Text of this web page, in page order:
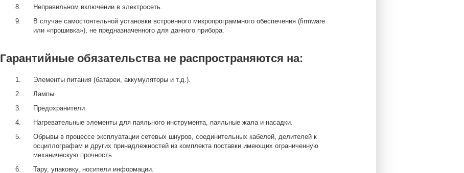
Неправильном включении в электросеть.
В случае самостоятельной установки встроенного микропрограммного обеспечения (firmware
или «прошивка»), не предназначенного для данного прибора.
Гарантийные обязательства не распространяются на:
Элементы питания (батареи, аккумуляторы и т.д.).
Лампы.
Предохранители.
Нагревательные элементы для паяльного инструмента, паяльные жала и насадки.
Обрывы в процессе эксплуатации сетевых шнуров, соединительных кабелей, делителей к
осциллографам и других принадлежностей из комплекта поставки имеющих ограниченную
механическую прочность.
Тару, упаковку, носители информации.